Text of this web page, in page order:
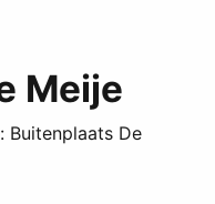
Meije
Buitenplaats De